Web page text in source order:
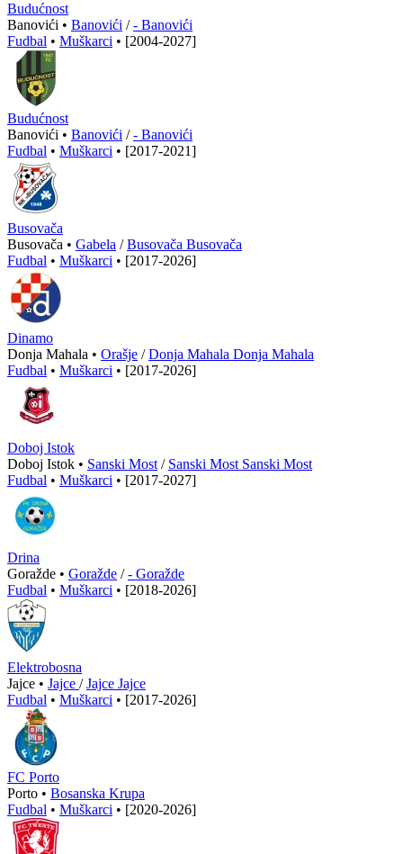
Budućnost
Banovići • Banovići /- Banovići
Fudbal • Muškarci • [2004-2027]
Budućnost
Banovići • Banovići /- Banovići
Fudbal • Muškarci • [2017-2021]
Busovača
Busovača • Gabela /Busovača Busovača
Fudbal • Muškarci • [2017-2026]
Dinamo
Donja Mahala • Orašje /Donja Mahala Donja Mahala
Fudbal • Muškarci • [2017-2026]
Doboj Istok
Doboj Istok • Sanski Most / Sanski Most Sanski Most
Fudbal • Muškarci • [2017-2027]
Drina
Goražde • Goražde /- Goražde
Fudbal • Muškarci • [2018-2026]
Elektrobosna
Jajce • Jajce /Jajce Jajce
Fudbal • Muškarci • [2017-2026]
FC Porto
Porto • Bosanska Krupa
Fudbal • Muškarci • [2020-2026]